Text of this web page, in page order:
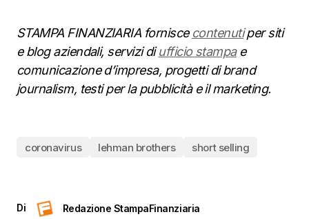
STAMPA FINANZIARIA fornisce contenutiper siti
e blog aziendali, servizi diufficio stampae
comunicazione d’impresa, progetti di brand
journalism, testi per la pubblicità e il marketing.
coronavirus lehman brothers short selling
Di
Redazione StampaFinanziaria